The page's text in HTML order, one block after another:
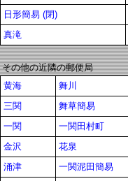
日形簡易 (閉)
真滝
その他の近隣の郵便局
黄海
舞川
三関
舞草簡易
一関
一関田村町
金沢
花泉
涌津
一関泥田簡易